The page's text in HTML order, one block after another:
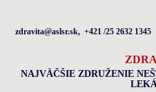
zdravita@aslsr.sk, +421 /25 2632 1345
NAJVÄČŠIE ZDRUŽENIE